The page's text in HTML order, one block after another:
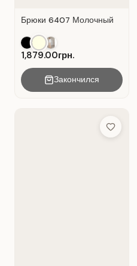
Брюки 6407 Молочный
1,879.00грн.
Закончился
Add to